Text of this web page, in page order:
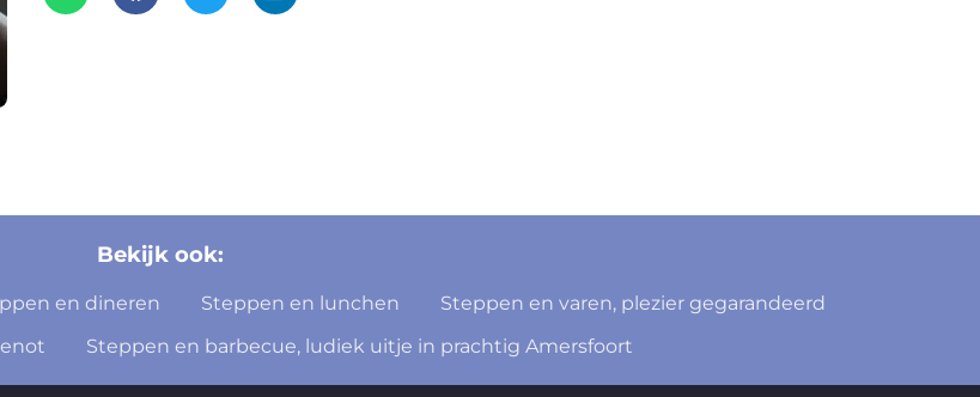
Bekijk ook:
en dineren Steppen en lunchen
Steppen en varen, plezier gegarandeerd
Steppen en barbecue, ludiek uitje in prachtig Amersfoort